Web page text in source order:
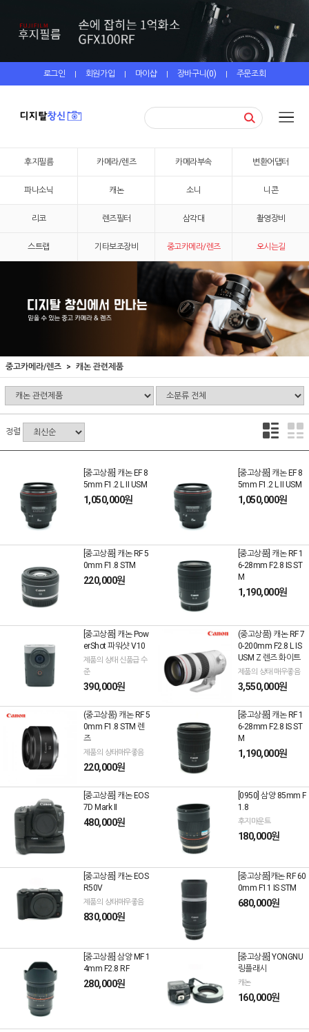
로그인 | 회원가입 | 마이샵 | 장바구니(0) | 주문조회
후지필름 카메라/렌즈 카메라부속 변환어댑터
파나소닉 캐논 소니 니콘
리코 렌즈필터 삼각대 촬영장비
스트랩 기타보조장비 중고카메라/렌즈 오시는길
중고카메라/렌즈 캐논 관련제품
정렬
[중고상품] 캐논 EF 8
5mm F1.2 L II USM
1,050,000원
[중고상품] 캐논 EF 8
5mm F1.2 L II USM
1,050,000원
[중고상품] 캐논 RF 5
0mm F1.8 STM
220,000원
[중고상품] 캐논 RF 1
6-28mm F2.8 IS ST
M
1,190,000원
[중고상품] 캐논 Pow
erShot 파워샷 V10
제품의 상태 신품급 수
준
390,000원
(중고상품) 캐논 RF 7
0-200mm F2.8 L IS
USM Z 렌즈 화이트
제품의 상태 매우좋음
3,550,000원
(중고상품) 캐논 RF 5
0mm F1.8 STM 렌
즈
제품의 상태매우좋음
220,000원
[중고상품] 캐논 RF 1
6-28mm F2.8 IS ST
M
1,190,000원
[중고상품] 캐논 EOS
7D Mark II
480,000원
[0950] 삼양 85mm F
1.8
후지마운트
180,000원
[중고상품] 캐논 EOS
R50V
제품의 상태매우좋음
830,000원
[중고상품]캐논 RF 60
0mm F11 IS STM
680,000원
[중고상품] 삼양 MF 1
4mm F2.8 RF
280,000원
[중고상품] YONGNU
링플래시
캐논
160,000원